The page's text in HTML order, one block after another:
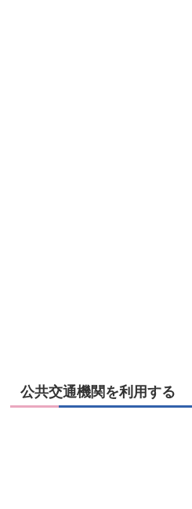
公共交通機関を利用する